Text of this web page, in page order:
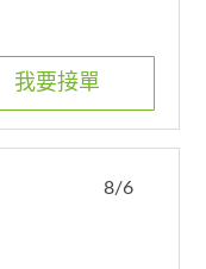
我要接單
8/6